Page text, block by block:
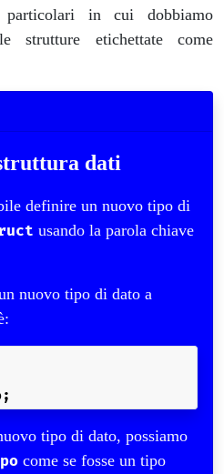
particolari in cui dobbiamo
strutture etichettate come
dati
definire un nuovo tipo di
usando la parola chiave
nuovo tipo di dato a
;
tipo di dato, possiamo
come se fosse un tipo